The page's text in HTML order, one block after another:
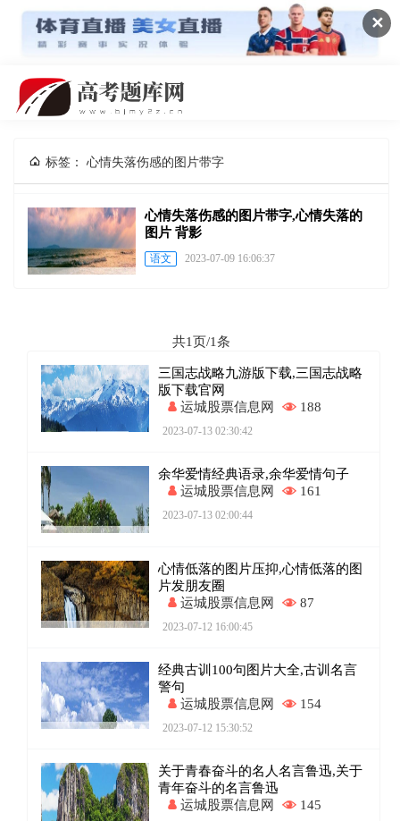
✕
标签： 心情失落伤感的图片带字
心情失落伤感的图片带字,心情失落的
图片 背影
语文 2023-07-09 16:06:37
共1页/1条
三国志战略九游版下载,三国志战略
版下载官网
运城股票信息网
188
2023-07-13 02:30:42
余华爱情经典语录,余华爱情句子
运城股票信息网
161
2023-07-13 02:00:44
心情低落的图片压抑,心情低落的图
片发朋友圈
运城股票信息网
87
2023-07-12 16:00:45
经典古训100句图片大全,古训名言
警句
运城股票信息网
154
2023-07-12 15:30:52
关于青春奋斗的名人名言鲁迅,关于
青年奋斗的名言鲁迅
运城股票信息网
145